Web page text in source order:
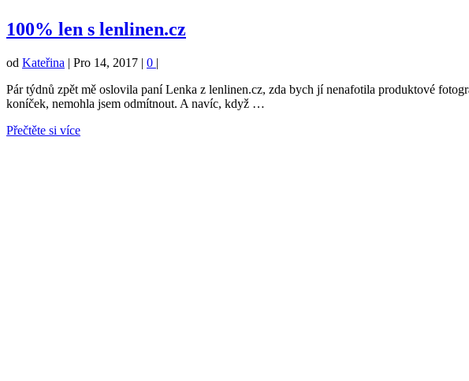
100% len s lenlinen.cz
od Kateřina | Pro 14, 2017 | 0 |
Pár týdnů zpět mě oslovila paní Lenka z lenlinen.cz, zda bych jí nenafotila produktové
koníček, nemohla jsem odmítnout. A navíc, když …
Přečtěte si více